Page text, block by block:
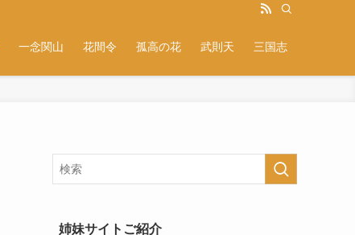
一念関山 花間令 孤高の花 武則天 三国志
姉妹サイトご紹介